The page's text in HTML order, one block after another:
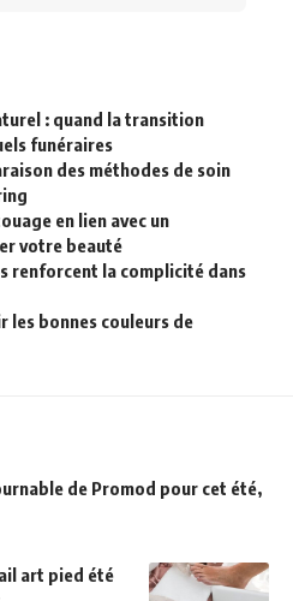
: quand la transition
funéraires
des méthodes de soin
en lien avec un
votre beauté
renforcent la complicité dans
les bonnes couleurs de
de Promod pour cet été,
art pied été